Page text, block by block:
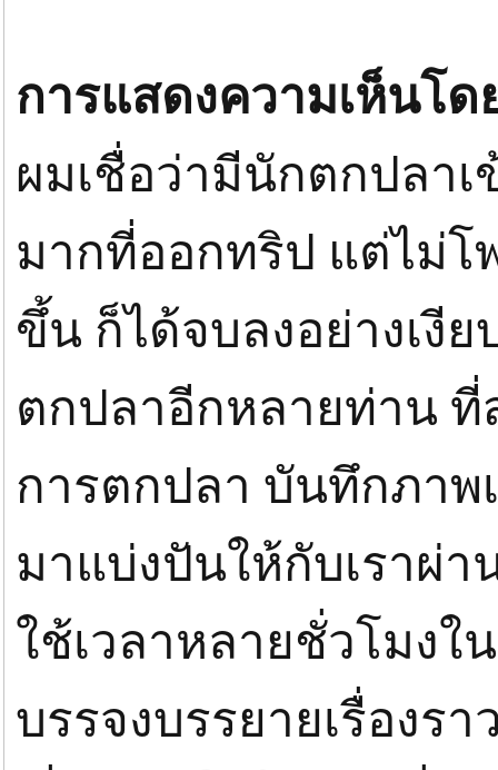
การแสดงความเห็นโด
ผมเชื่อว่ามีนักตกปลา
มากที่ออกทริป แต่ไม่โ
ขึ้น ก็ได้จบลงอย่างเงี
ตกปลาอีกหลายท่าน ที่
การตกปลา บันทึกภาพ
มาแบ่งปันให้กับเราผ่
ใช้เวลาหลายชั่วโมง
บรรจงบรรยายเรื่องร